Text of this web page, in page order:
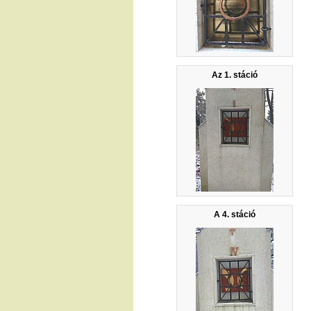
Az 1. stáció
A 4. stáció